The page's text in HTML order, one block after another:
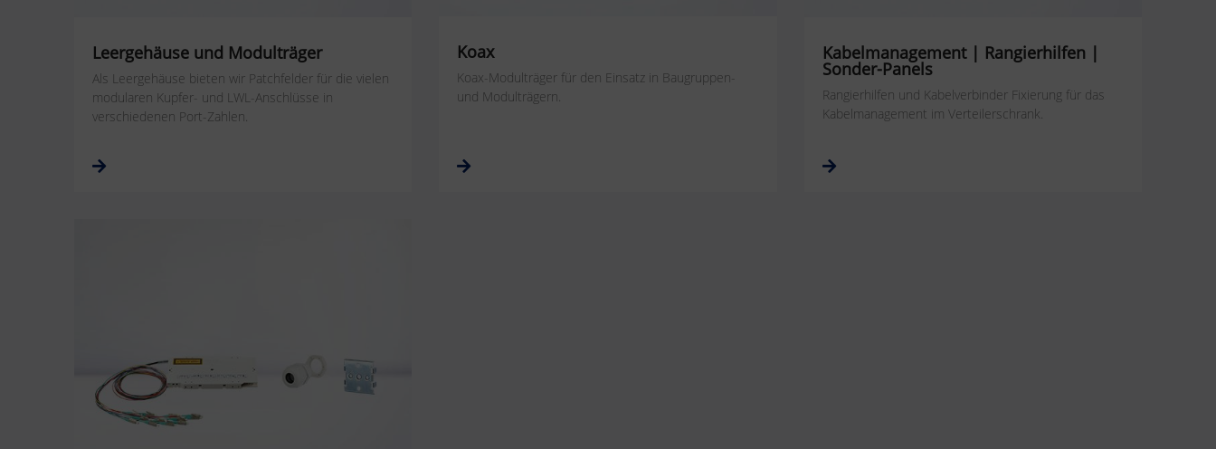
Leergehäuse und Modulträger
Als Leergehäuse bieten wir Patchfelder für die vielen
modularen Kupfer- und LWL-Anschlüsse in
verschiedenen Port-Zahlen.
Koax
Koax-Modulträger für den Einsatz in Baugruppen-
und Modulträgern.
Kabelmanagement | Rangierhilfen |
Sonder-Panels
Rangierhilfen und Kabelverbinder Fixierung für das
Kabelmanagement im Verteilerschrank.